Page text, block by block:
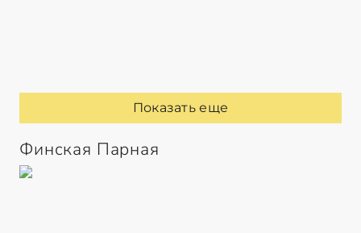
Показать еще
Финская Парная